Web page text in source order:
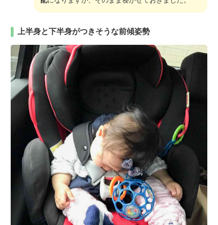
上半身と下半身がつきそうな前傾姿勢